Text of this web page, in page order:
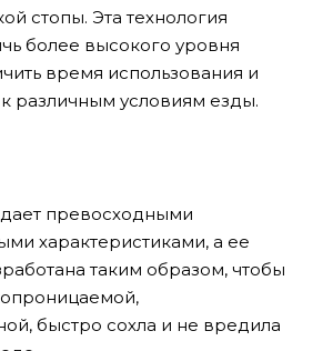
стопы. Эта технология
более высокого уровня
время использования и
различным условиям езды.
превосходными
характеристиками, а ее
таким образом, чтобы
быстро сохла и не вредила